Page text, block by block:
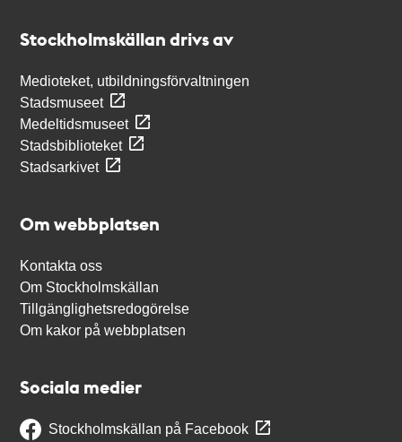
Stockholmskällan drivs av
Medioteket, utbildningsförvaltningen
Stadsmuseet
Medeltidsmuseet
Stadsbiblioteket
Stadsarkivet
Om webbplatsen
Kontakta oss
Om Stockholmskällan
Tillgänglighetsredogörelse
Om kakor på webbplatsen
Sociala medier
Stockholmskällan på Facebook